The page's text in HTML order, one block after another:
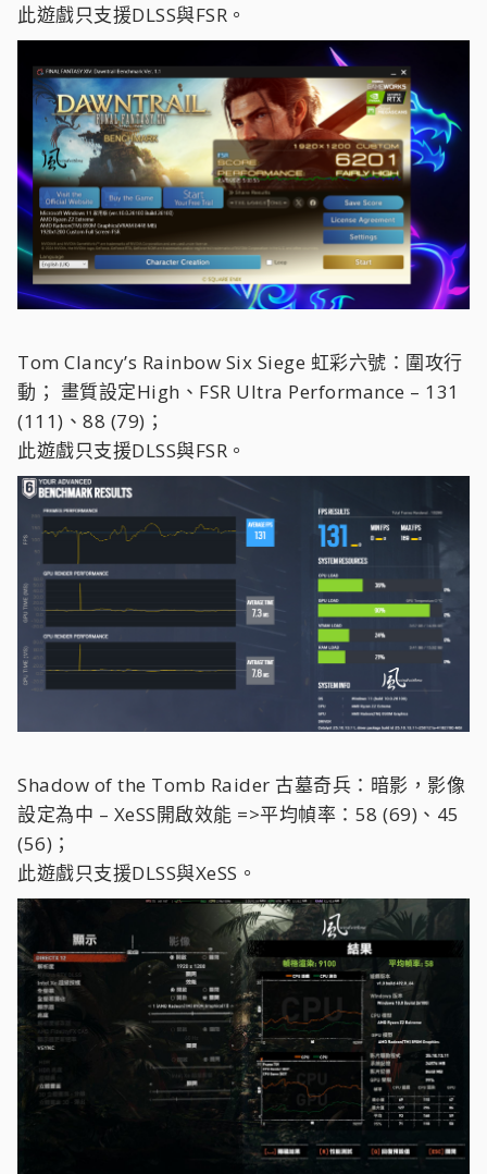
此遊戲只支援DLSS與FSR。
Tom Clancy’s Rainbow Six Siege 虹彩六號：圍攻行
動； 畫質設定High、FSR Ultra Performance – 131
(111)、88 (79)；
此遊戲只支援DLSS與FSR。
Shadow of the Tomb Raider 古墓奇兵：暗影，影像
設定為中 – XeSS開啟效能 =>平均幀率：58 (69)、45
(56)；
此遊戲只支援DLSS與XeSS。